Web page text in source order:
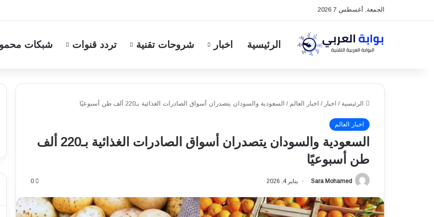
الجمعة, أغسطس 7 2026
الرئيسية اخبار شروحات تقنية تردد قنوات شبكات
الرئيسية / اخبار / اخبار العالم / السعودية والسودان يتصدران أسواق الصادرات الغذائية بـ220 ألف طن أسبوعيًا
اخبار العالم
السعودية والسودان يتصدران أسواق الصادرات الغذائية بـ220 ألف
طن أسبوعيًا
Sara Mohamed يناير 4, 2026 0